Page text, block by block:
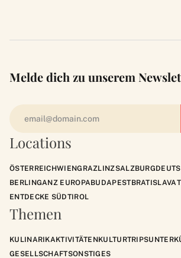
Locations
ÖSTERREICHWIENGRAZLINZSALZBURG
BERLINGANZ EUROPABUDAPESTBRATISLAVA
ENTDECKE SÜDTIROL
Themen
KULINARIKAKTIVITÄTENKULTURTRIPS
GESELLSCHAFTSONSTIGES
Melde dich zu unserem